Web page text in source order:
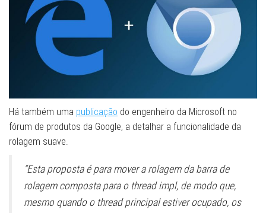
Há também uma publicação do engenheiro da Microsoft no
fórum de produtos da Google, a detalhar a funcionalidade da
rolagem suave.
“Esta proposta é para mover a rolagem da barra de
rolagem composta para o thread impl, de modo que,
mesmo quando o thread principal estiver ocupado, os